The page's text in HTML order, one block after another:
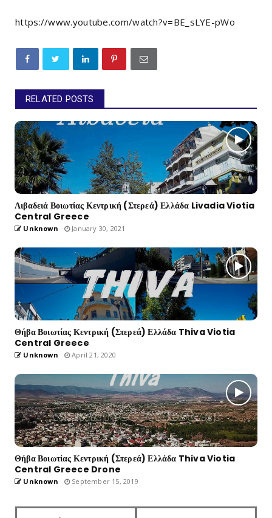
https://www.youtube.com/watch?v=BE_sLYE-pWo
RELATED POSTS
Λιβαδειά Βοιωτίας Κεντρική (Στερεά) Ελλάδα Livadia Viotia
Central Greece
Unknown January 30, 2021
Θήβα Βοιωτίας Κεντρική (Στερεά) Ελλάδα Thiva Viotia
Central Greece
Unknown April 21, 2020
Θήβα Βοιωτίας Κεντρική (Στερεά) Ελλάδα Thiva Viotia
Central Greece Drone
Unknown September 15, 2019